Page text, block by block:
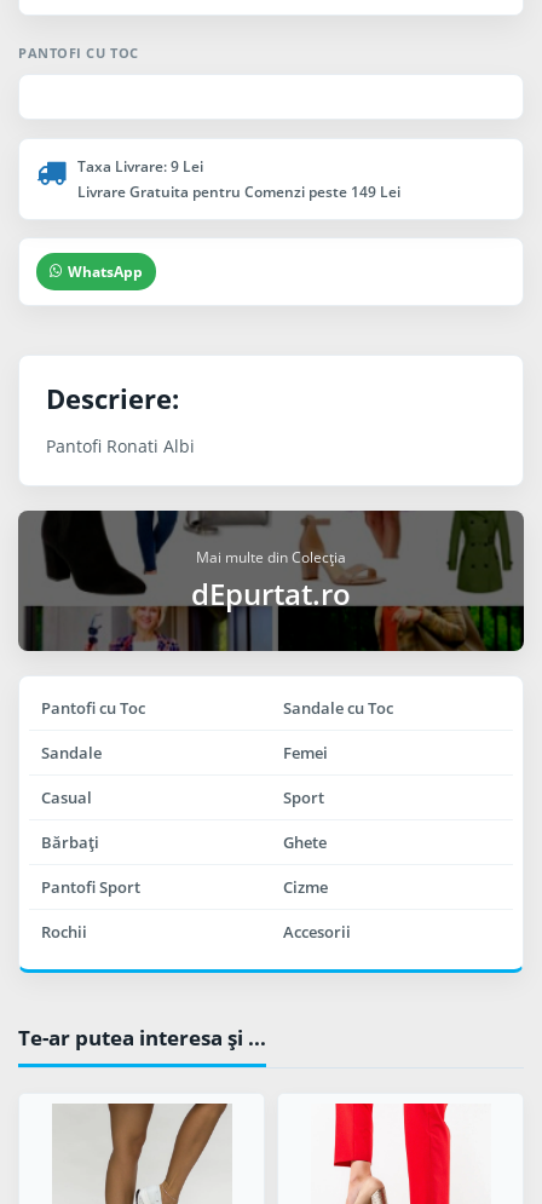
PANTOFI CU TOC
Taxa Livrare: 9 Lei
Livrare Gratuita pentru Comenzi peste 149 Lei
WhatsApp
Descriere:
Pantofi Ronati Albi
Mai multe din Colecția
dEpurtat.ro
Pantofi cu Toc Sandale cu Toc
Sandale Femei
Casual Sport
Bărbaţi Ghete
Pantofi Sport Cizme
Rochii Accesorii
Te-ar putea interesa şi ...